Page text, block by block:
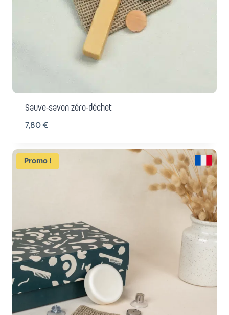
Sauve-savon zéro-déchet
7,80€
Promo !